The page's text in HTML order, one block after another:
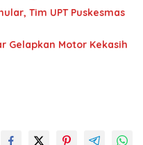
Tim UPT Puskesmas
Gelapkan Motor Kekasih